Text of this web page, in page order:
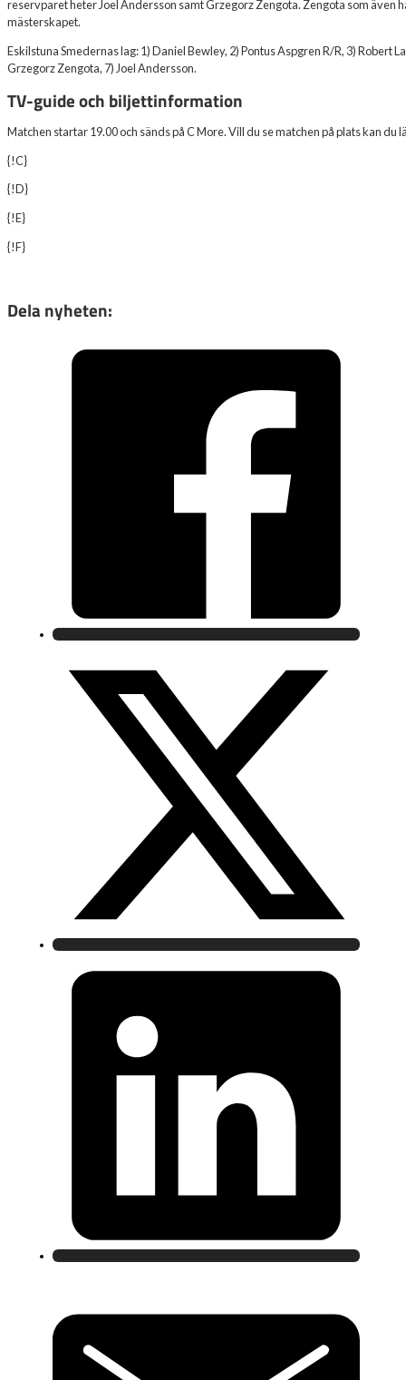
reservparet heter Joel Andersson samt Grzegorz Zengota. Zengota som även
mästerskapet.
Eskilstuna Smedernas lag: 1) Daniel Bewley, 2) Pontus Aspgren R/R, 3) Robert
Grzegorz Zengota, 7) Joel Andersson.
TV-guide och biljettinformation
Matchen startar 19.00 och sänds på C More. Vill du se matchen på plats kan
{!C}
{!D}
{!E}
{!F}
Dela nyheten: